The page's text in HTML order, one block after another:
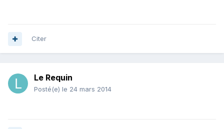
Citer
Le Requin
Posté(e) le 24 mars 2014